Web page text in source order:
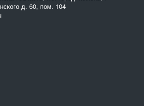
для консультирования по вопросам,
д. 60, пом. 104